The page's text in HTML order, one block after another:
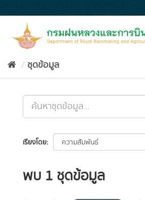
to
ชุดข้อมูล
เรียงโดย
พบ 1 ชุดข้อมูล